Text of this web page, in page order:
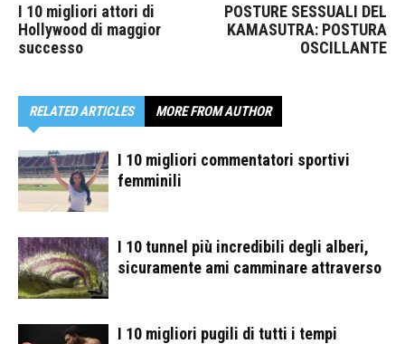
I 10 migliori attori di
Hollywood di maggior
successo
POSTURE SESSUALI DEL
KAMASUTRA: POSTURA
OSCILLANTE
RELATED ARTICLES MORE FROM AUTHOR
I 10 migliori commentatori sportivi
femminili
I 10 tunnel più incredibili degli alberi,
sicuramente ami camminare attraverso
I 10 migliori pugili di tutti i tempi